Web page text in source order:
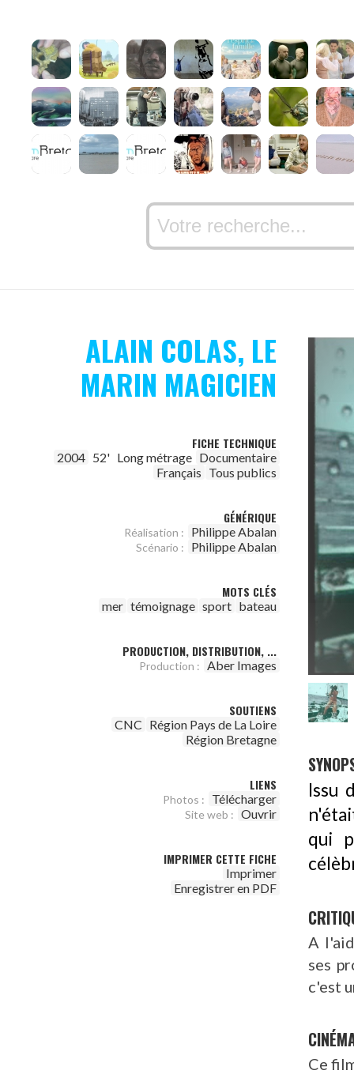
ALAIN COLAS, LE
MARIN MAGICIEN
FICHE TECHNIQUE
2004 52' Long métrage Documentaire
Français Tous publics
GÉNÉRIQUE
Réalisation : Philippe Abalan
Scénario : Philippe Abalan
MOTS CLÉS
mer témoignage sport bateau
PRODUCTION, DISTRIBUTION, ...
Production : Aber Images
SOUTIENS
CNC Région Pays de La Loire
Région Bretagne
LIENS
Photos : Télécharger
Site web : Ouvrir
IMPRIMER CETTE FICHE
Imprimer
Enregistrer en PDF
Issu
qui
A
ses
c'est
Ce